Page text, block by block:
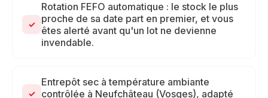
✓
Rotation FEFO automatique : le stock le plus
proche de sa date part en premier, et vous
êtes alerté avant qu'un lot ne devienne
invendable.
✓
Entrepôt sec à température ambiante
contrôlée à Neufchâteau (Vosges), adapté